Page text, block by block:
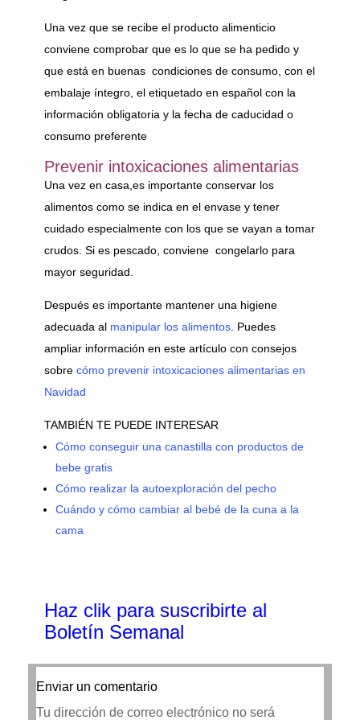
Una vez que se recibe el producto alimenticio
conviene comprobar que es lo que se ha pedido y
que está en buenas condiciones de consumo, con el
embalaje íntegro, el etiquetado en español con la
información obligatoria y la fecha de caducidad o
consumo preferente
Prevenir intoxicaciones alimentarias
Una vez en casa,es importante conservar los
alimentos como se indica en el envase y tener
cuidado especialmente con los que se vayan a tomar
crudos. Si es pescado, conviene congelarlo para
mayor seguridad.
Después es importante mantener una higiene
adecuada al manipular los alimentos. Puedes
ampliar información en este artículo con consejos
sobre cómo prevenir intoxicaciones alimentarias en
Navidad
TAMBIÉN TE PUEDE INTERESAR
Cómo conseguir una canastilla con productos de
bebe gratis
Cómo realizar la autoexploración del pecho
Cuándo y cómo cambiar al bebé de la cuna a la
cama
Haz clik para suscribirte al
Boletín Semanal
Enviar un comentario
Tu dirección de correo electrónico no será